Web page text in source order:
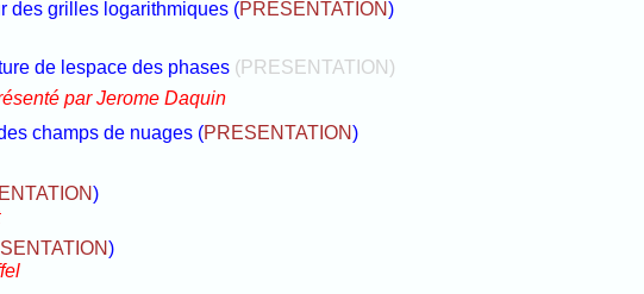
des grilles logarithmiques (PRESENTATION)
de lespace des phases (PRESENTATION)
par Jerome Daquin
champs de nuages (PRESENTATION)
)
)